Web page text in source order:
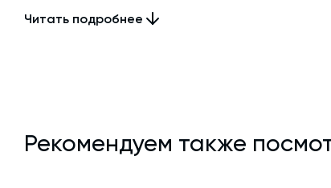
сплава, что снижает износ и увеличивает срок
Читать подробнее
Рекомендуем также